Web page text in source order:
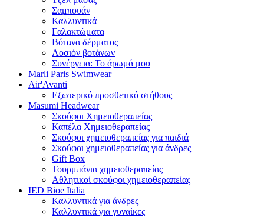
Σαμπουάν
Καλλυντικά
Γαλακτώματα
Βότανα δέρματος
Λοσιόν βοτάνων
Συνέργεια: Το άρωμά μου
Marli Paris Swimwear
Air'Avanti
Εξωτερικό προσθετικό στήθους
Masumi Headwear
Σκούφοι Χημειοθεραπείας
Καπέλα Χημειοθεραπείας
Σκούφοι χημειοθεραπείας για παιδιά
Σκούφοι χημειοθεραπείας για άνδρες
Gift Box
Τουρμπάνια χημειοθεραπείας
Αθλητικοί σκούφοι χημειοθεραπείας
IED Bioe Italia
Καλλυντικά για άνδρες
Καλλυντικά για γυναίκες